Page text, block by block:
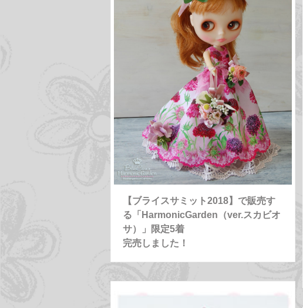
【ブライスサミット2018】で販売す
る「HarmonicGarden（ver.スカビオ
サ）」限定5着
完売しました！